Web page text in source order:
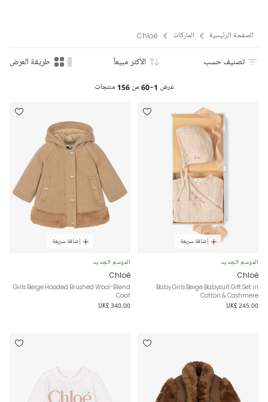
الصفحة الرئيسية الماركات Chloé
تصنيف حسب الأكثر مبيعاً طريقة العرض
عرض 1-60 من156 منتجات
إضافة سريعة
الموسم الجديد
Chloé
Baby Girls Beige Babysuit Gift Set in
Cotton & Cashmere
UK£ 245.00
إضافة سريعة
الموسم الجديد
Chloé
Girls Beige Hooded Brushed Wool-Blend
Coat
UK£ 340.00